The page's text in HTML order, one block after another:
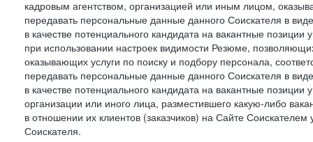
кадровым агентством, организацией или иным лицом,
передавать персональные данные данного Соискателя в
в качестве потенциального кандидата на вакантные позиции
при использовании настроек видимости Резюме,
оказывающих услуги по поиску и подбору персонала,
передавать персональные данные данного Соискателя в
в качестве потенциального кандидата на вакантные позиции
организации или иного лица, разместившего какую-либо
в отношении их клиентов (заказчиков) на Сайте
Соискателя.